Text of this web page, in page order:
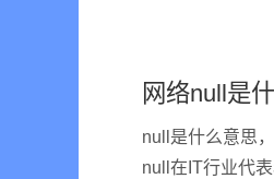
网络null是
null是什么意思
null在IT行业代